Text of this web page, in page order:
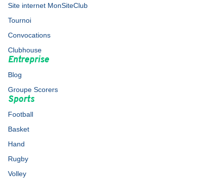
Site internet MonSiteClub
Tournoi
Convocations
Clubhouse
Entreprise
Blog
Groupe Scorers
Sports
Football
Basket
Hand
Rugby
Volley